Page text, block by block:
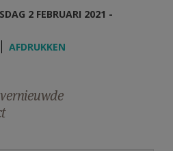
REGISTREREN
2 FEBRUARI 2021 -
AFDRUKKEN